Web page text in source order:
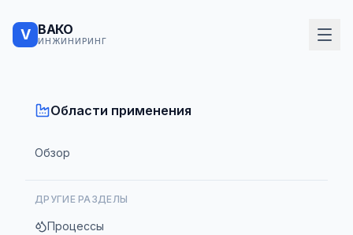
V ВАКО
ИНЖИНИРИНГ
Области применения
Обзор
ДРУГИЕ РАЗДЕЛЫ
Процессы